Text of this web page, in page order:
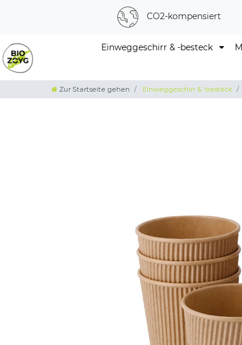
CO2-kompensiert
Einweggeschirr & -besteck
Zur Startseite gehen Einweggeschirr & -besteck